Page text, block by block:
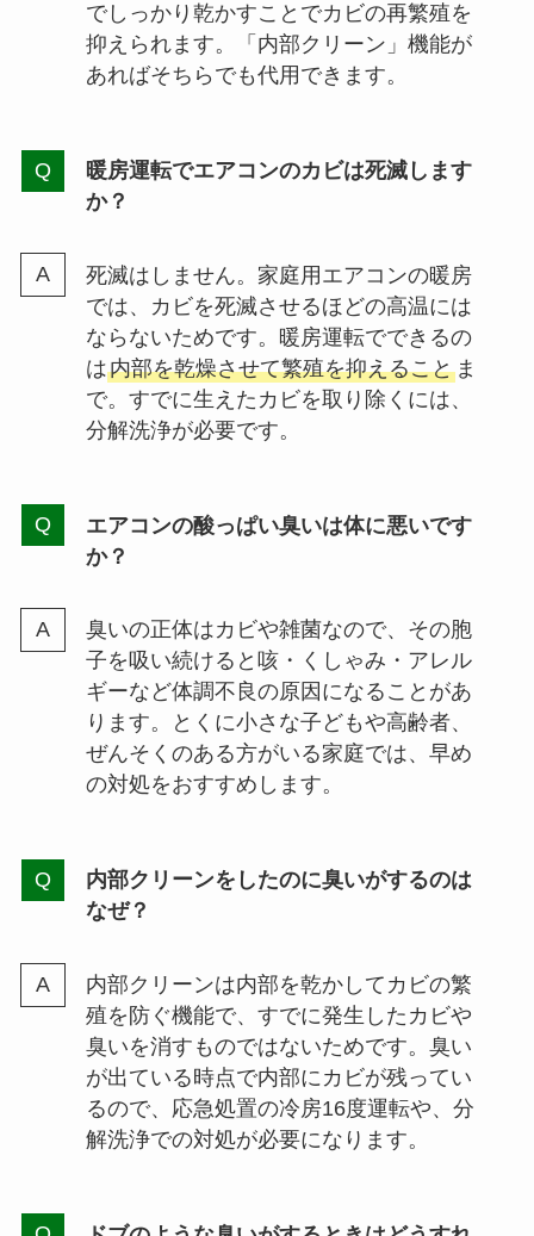
でしっかり乾かすことでカビの再繁殖を
抑えられます。「内部クリーン」機能が
あればそちらでも代用できます。
暖房運転でエアコンのカビは死滅します
か？
死滅はしません。家庭用エアコンの暖房
では、カビを死滅させるほどの高温には
ならないためです。暖房運転でできるの
は内部を乾燥させて繁殖を抑えることま
で。すでに生えたカビを取り除くには、
分解洗浄が必要です。
エアコンの酸っぱい臭いは体に悪いです
か？
臭いの正体はカビや雑菌なので、その胞
子を吸い続けると咳・くしゃみ・アレル
ギーなど体調不良の原因になることがあ
ります。とくに小さな子どもや高齢者、
ぜんそくのある方がいる家庭では、早め
の対処をおすすめします。
内部クリーンをしたのに臭いがするのは
なぜ？
内部クリーンは内部を乾かしてカビの繁
殖を防ぐ機能で、すでに発生したカビや
臭いを消すものではないためです。臭い
が出ている時点で内部にカビが残ってい
るので、応急処置の冷房16度運転や、分
解洗浄での対処が必要になります。